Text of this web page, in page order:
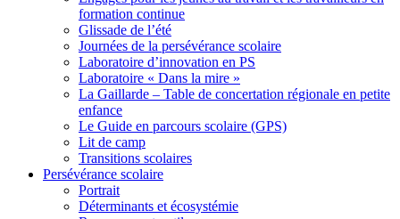
formation continue
Glissade de l’été
Journées de la persévérance scolaire
Laboratoire d’innovation en PS
Laboratoire « Dans la mire »
La Gaillarde – Table de concertation régionale en petite
enfance
Le Guide en parcours scolaire (GPS)
Lit de camp
Transitions scolaires
Persévérance scolaire
Portrait
Déterminants et écosystémie